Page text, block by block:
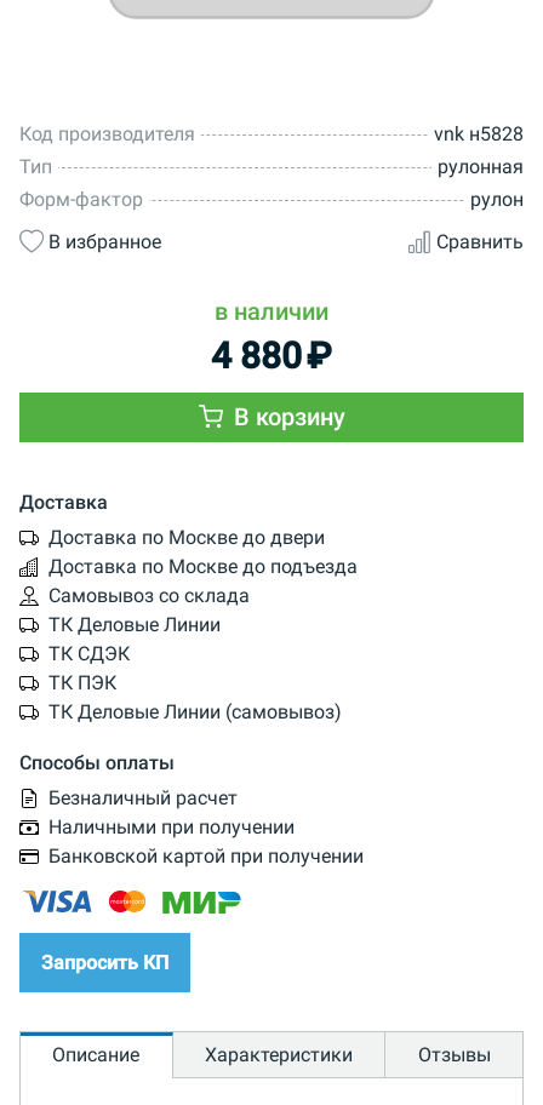
Код производителя
vnk н5828
Тип
рулонная
Форм-фактор
рулон
В избранное
Сравнить
в наличии
4 880₽
В корзину
Доставка
Доставка по Москве до двери
Доставка по Москве до подъезда
Самовывоз со склада
ТК Деловые Линии
ТК СДЭК
ТК ПЭК
ТК Деловые Линии (самовывоз)
Способы оплаты
Безналичный расчет
Наличными при получении
Банковской картой при получении
Запросить КП
Описание Характеристики Отзывы